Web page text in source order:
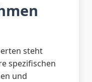
steht
spezifischen
und